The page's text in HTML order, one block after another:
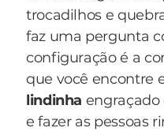
trocadilhos e
faz uma pergunta
configuração é a
que você encontre
lindinha engraçado
e fazer as pessoas